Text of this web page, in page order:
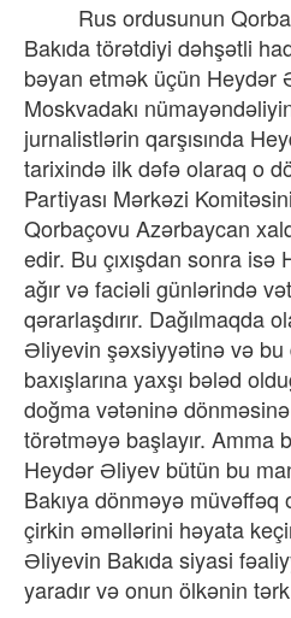
Rus ordusunun
Bakıda törətdiyi dəhşətli
bəyan etmək üçün Heydər
Moskvadakı
jurnalistlərin qarşısında
tarixində ilk dəfə olaraq o
Partiyası Mərkəzi
Qorbaçovu Azərbaycan
edir. Bu çıxışdan sonra isə
ağır və faciəli günlərində
qərarlaşdırır. Dağılmaqda
Əliyevin şəxsiyyətinə və bu
baxışlarına yaxşı bələd
doğma vətəninə
törətməyə başlayır. Amma
Heydər Əliyev bütün bu
Bakıya dönməyə müvəffəq
çirkin əməllərini həyata
Əliyevin Bakıda siyasi
yaradır və onun ölkənin